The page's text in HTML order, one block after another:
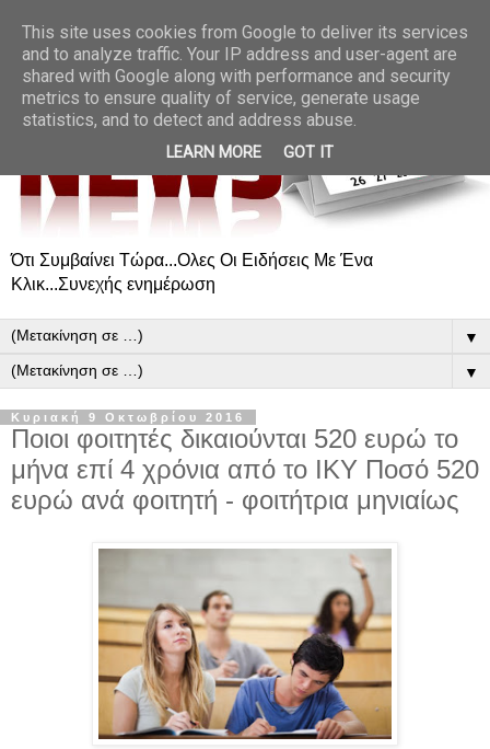
Ότι Συμβαίνει Τώρα...Ολες Οι Ειδήσεις Με Ένα
Κλικ...Συνεχής ενημέρωση
▼
▼
Κυριακή 9 Οκτωβρίου 2016
Ποιοι φοιτητές δικαιούνται 520 ευρώ το
μήνα επί 4 χρόνια από το ΙΚΥ Ποσό 520
ευρώ ανά φοιτητή - φοιτήτρια μηνιαίως
This site uses cookies from Google to deliver its services
and to analyze traffic. Your IP address and user-agent are
shared with Google along with performance and security
metrics to ensure quality of service, generate usage
statistics, and to detect and address abuse.
LEARN MORE GOT IT